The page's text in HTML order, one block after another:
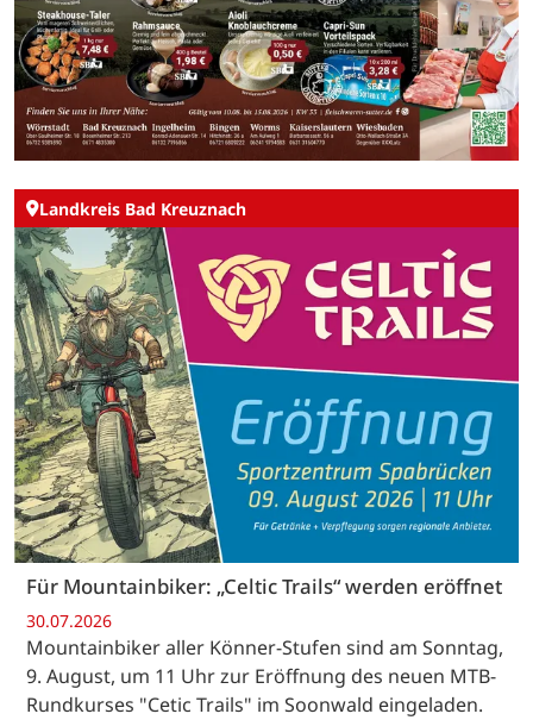
Landkreis Bad Kreuznach
Für Mountainbiker: „Celtic Trails“ werden eröffnet
30.07.2026
Mountainbiker aller Könner-Stufen sind am Sonntag,
9. August, um 11 Uhr zur Eröffnung des neuen MTB-
Rundkurses "Cetic Trails" im Soonwald eingeladen.